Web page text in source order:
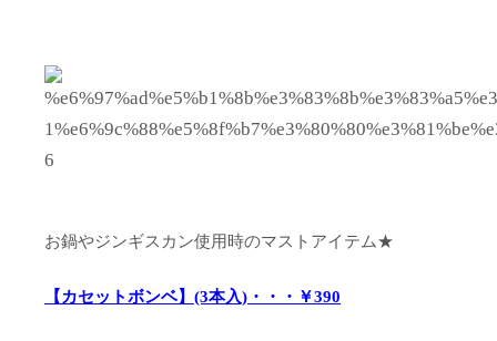
お鍋やジンギスカン使用時のマストアイテム★
【カセットボンベ】(3本入)・・・￥390